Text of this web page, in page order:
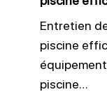
Entretien
piscine
piscine…